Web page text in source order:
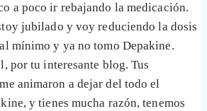
a poco ir rebajando la medicación.
jubilado y voy reduciendo la dosis
mínimo y ya no tomo Depakine.
por tu interesante blog. Tus
animaron a dejar del todo el
y tienes mucha razón, tenemos